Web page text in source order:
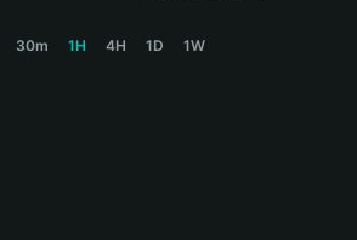
30m 1H 4H 1D 1W